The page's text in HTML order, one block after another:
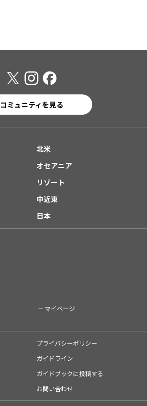
コミュニティを見る
北米
オセアニア
リゾート
中近東
日本
マイページ
プライバシーポリシー
ガイドライン
ガイドブックに投稿する
お問い合わせ